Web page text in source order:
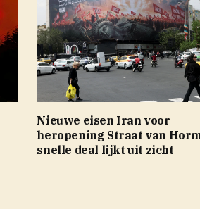
Nieuwe eisen Iran voor
heropening Straat van
snelle deal lijkt uit zicht